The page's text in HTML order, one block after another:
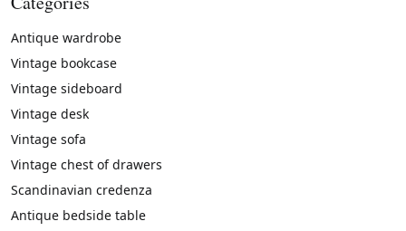
Antique wardrobe
Vintage bookcase
Vintage sideboard
Vintage desk
Vintage sofa
Vintage chest of drawers
Scandinavian credenza
Antique bedside table